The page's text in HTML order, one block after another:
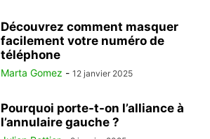
Découvrez comment masquer
facilement votre numéro de
téléphone
Marta Gomez - 12 janvier 2025
Pourquoi porte-t-on l’alliance à
l’annulaire gauche ?